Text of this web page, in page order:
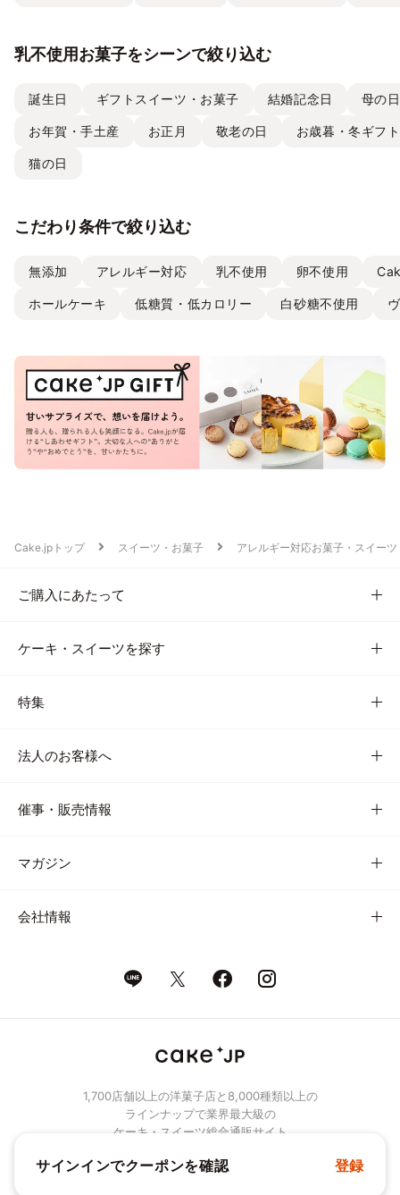
乳不使用お菓子をシーンで絞り込む
誕生日 ギフトスイーツ・お菓子 結婚記念日 母の日
お年賀・手土産 お正月 敬老の日 お歳暮・冬ギフト
猫の日
こだわり条件で絞り込む
無添加 アレルギー対応 乳不使用 卵不使用
ホールケーキ 低糖質・低カロリー 白砂糖不使用
Cake.jpトップ スイーツ・お菓子 アレルギー対応お菓子・スイーツ
ご購入にあたって
ケーキ・スイーツを探す
特集
法人のお客様へ
催事・販売情報
マガジン
会社情報
1,700店舗以上の洋菓子店と8,000種類以上の
ラインナップで業界最大級の
ケーキ・スイーツ総合通販サイト
© Cake.jp Co., Ltd.
サインインでクーポンを確認 登録